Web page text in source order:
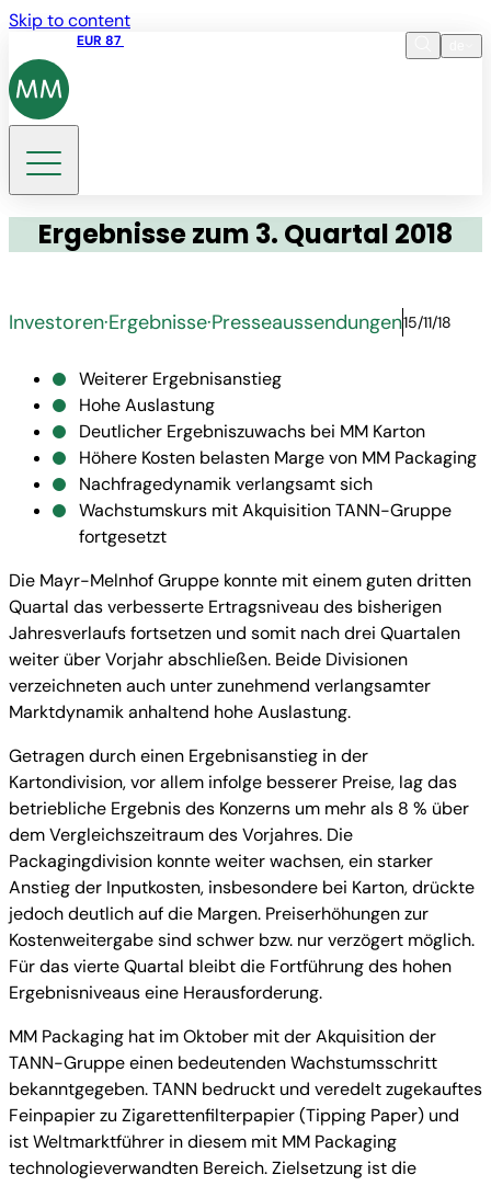
Skip to content
EUR 87
Ergebnisse zum 3. Quartal 2018
Investoren·Ergebnisse·Presseaussendungen15/11/18
Weiterer Ergebnisanstieg
Hohe Auslastung
Deutlicher Ergebniszuwachs bei MM Karton
Höhere Kosten belasten Marge von MM Packaging
Nachfragedynamik verlangsamt sich
Wachstumskurs mit Akquisition TANN-Gruppe
fortgesetzt
Die Mayr-Melnhof Gruppe konnte mit einem guten dritten
Quartal das verbesserte Ertragsniveau des bisherigen
Jahresverlaufs fortsetzen und somit nach drei Quartalen
weiter über Vorjahr abschließen. Beide Divisionen
verzeichneten auch unter zunehmend verlangsamter
Marktdynamik anhaltend hohe Auslastung.
Getragen durch einen Ergebnisanstieg in der
Kartondivision, vor allem infolge besserer Preise, lag das
betriebliche Ergebnis des Konzerns um mehr als 8 % über
dem Vergleichszeitraum des Vorjahres. Die
Packagingdivision konnte weiter wachsen, ein starker
Anstieg der Inputkosten, insbesondere bei Karton, drückte
jedoch deutlich auf die Margen. Preiserhöhungen zur
Kostenweitergabe sind schwer bzw. nur verzögert möglich.
Für das vierte Quartal bleibt die Fortführung des hohen
Ergebnisniveaus eine Herausforderung.
MM Packaging hat im Oktober mit der Akquisition der
TANN-Gruppe einen bedeutenden Wachstumsschritt
bekanntgegeben. TANN bedruckt und veredelt zugekauftes
Feinpapier zu Zigarettenfilterpapier (Tipping Paper) und
ist Weltmarktführer in diesem mit MM Packaging
technologieverwandten Bereich. Zielsetzung ist die